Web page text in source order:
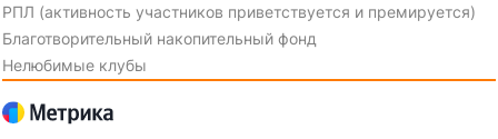
РПЛ (активность участников приветствуется и премируется)
Благотворительный накопительный фонд
Нелюбимые клубы